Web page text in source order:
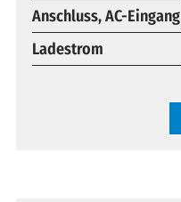
Anschluss, AC-Eingang
Ladestrom